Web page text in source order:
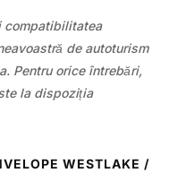
compatibilitatea
de autoturism
Pentru orice întrebări,
la dispoziția
WESTLAKE /